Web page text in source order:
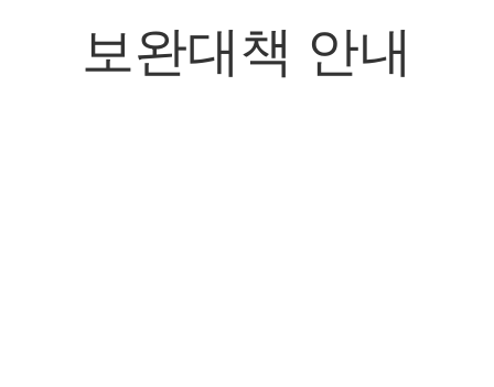
보완대책 안내